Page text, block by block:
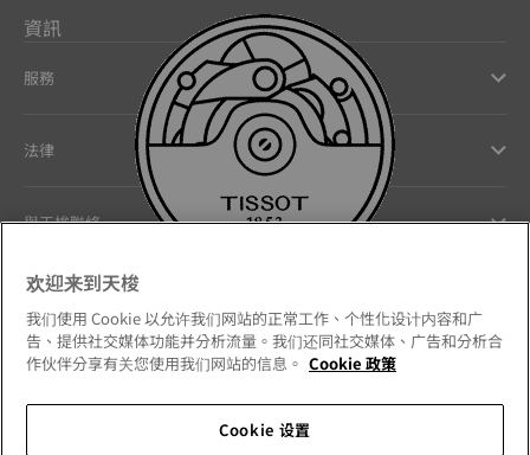
資訊
服務
法律
與天梭聯絡
Our commitments
欢迎来到天梭
我们使用 Cookie 以允许我们网站的正常工作、个性化设计内容和广
告、提供社交媒体功能并分析流量。我们还同社交媒体、广告和分析合
作伙伴分享有关您使用我们网站的信息。 Cookie 政策
Cookie 设置